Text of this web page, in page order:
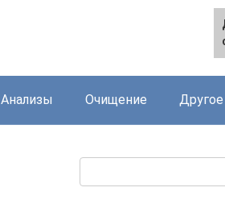
Анализы Очищение Другое